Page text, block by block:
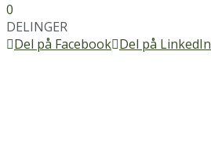
0
DELINGER
Del på Facebook Del på LinkedIn